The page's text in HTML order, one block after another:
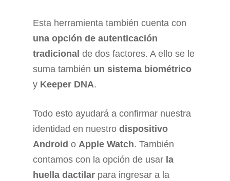
Esta herramienta también cuenta con
una opción de autenticación
tradicional de dos factores. A ello se le
suma también un sistema biométrico
y Keeper DNA.
Todo esto ayudará a confirmar nuestra
identidad en nuestro dispositivo
Android o Apple Watch. También
contamos con la opción de usar la
huella dactilar para ingresar a la